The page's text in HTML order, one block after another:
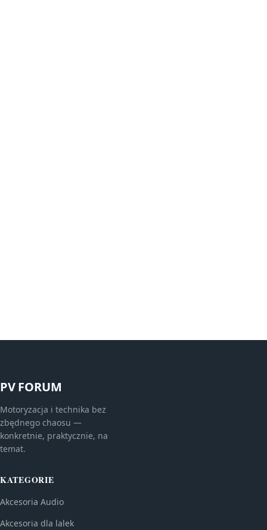
PV FORUM
Motoryzacja i technika bez
zbędnego chaosu —
konkretnie, praktycznie, na
temat.
KATEGORIE
Akcesoria Audio
Akcesoria dla lalek